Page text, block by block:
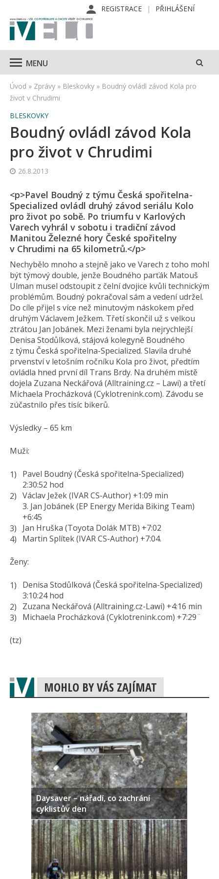
REGISTRACE PŘIHLÁŠENÍ
MENU
Úvod » Zprávy » Bleskovky » Boudný ovládl závod Kola pro
život v Chrudimi
BLESKOVKY
Boudný ovládl závod Kola
pro život v Chrudimi
26.8.2013
<p>Pavel Boudný z týmu Česká spořitelna-
Specialized ovládl druhý závod seriálu Kolo
pro život po sobě. Po triumfu v Karlových
Varech vyhrál v sobotu i tradiční závod
Manitou Železné hory České spořitelny
v Chrudimi na 65 kilometrů.</p>
Nechybělo mnoho a stejně jako ve Varech z toho mohl
být týmový double, jenže Boudného parťák Matouš
Ulman musel odstoupit z čelní dvojice kvůli technickým
problémům. Boudný pokračoval sám a vedení udržel.
Do cíle přijel s více než minutovým náskokem před
druhým Václavem Ježkem. Třetí skončil už s velkou
ztrátou Jan Jobánek. Mezi ženami byla nejrychlejší
Denisa Stodůlková, stájová kolegyně Boudného
z týmu Česká spořitelna-Specialized. Slavila druhé
prvenství v letošním ročníku Kola pro život, předtím
ovládla hned první díl Trans Brdy. Na druhém místě
dojela Zuzana Neckářová (Alltraining.cz – Lawi) a třetí
Michaela Procházková (Cyklotrenink.com). Závodu se
zúčastnilo přes tisíc bikerů.
Výsledky – 65 km
Muži:
Pavel Boudný (Česká spořitelna-Specialized)
2:30:52 hod
Václav Ježek (IVAR CS-Author) +1:09 min
3. Jan Jobánek (EP Energy Merida Biking Team)
+6:45
Jan Hruška (Toyota Dolák MTB) +7:02
Martin Splítek (IVAR CS-Author) +7:04.
Ženy:
Denisa Stodůlková (Česká spořitelna-Specialized)
3:10:24 hod
Zuzana Neckářová (Alltraining.cz-Lawi) +4:16 min
Michaela Procházková (Cyklotrenink.com) +7:29¨
(tz)
MOHLO BY VÁS ZAJÍMAT
Daysaver – nářadí, co zachrání
cyklistův den